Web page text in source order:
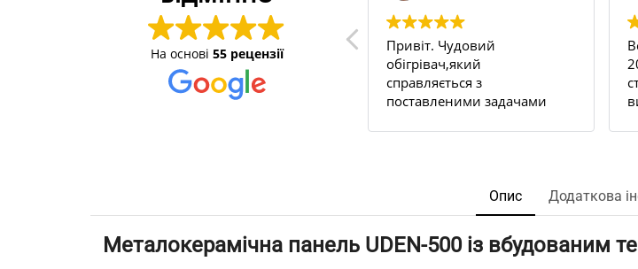
На основі 55 рецензії
Швидко опрацювали
замовлення, приємне
спілкування з
менеджером), на сайті
Привіт. Чудовий
обігрівач,який
справляється з
поставленими задачами
з'являлася пліснява на
шпалерах ,навіть якщо
відбивати їх з усіма
можливими рідинами
Опис Додаткова
Металокерамічна панель UDEN-500 із вбудованим